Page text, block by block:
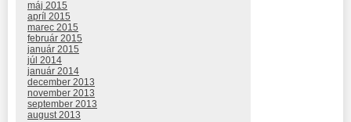
máj 2015
apríl 2015
marec 2015
február 2015
január 2015
júl 2014
január 2014
december 2013
november 2013
september 2013
august 2013